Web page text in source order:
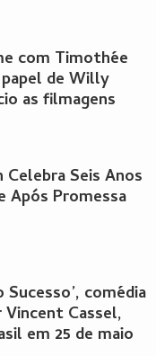
com Timothée
de Willy
as filmagens
Celebra Seis Anos
Após Promessa
Sucesso’, comédia
Cassel,
em 25 de maio